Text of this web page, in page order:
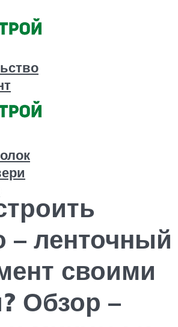
– ленточный
своими
Обзор –